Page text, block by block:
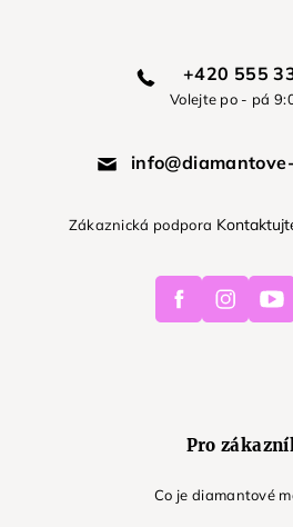
+420 555
Volejte po - pá
Zákaznická podpora
Facebook
Pro
Co je diamantové